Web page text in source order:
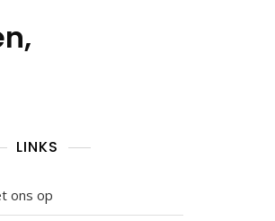
LINKS
ons op